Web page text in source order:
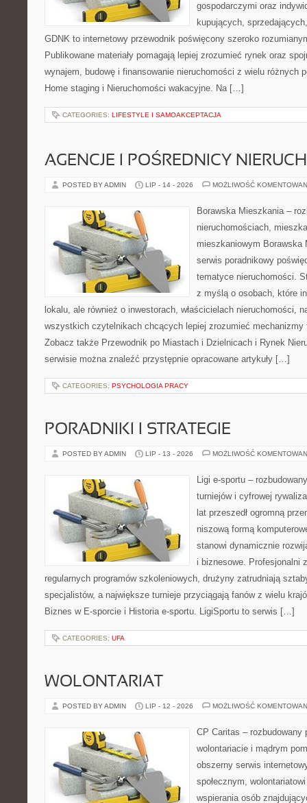
gospodarczymi oraz
kupujących,
GDNK to internetowy przewodnik poświęcony szeroko
Publikowane materiały pomagają lepiej zrozumieć rynek oraz
wynajem, budowę i finansowanie nieruchomości z wielu różnych
Home staging i Nieruchomości wakacyjne. Na […]
CATEGORIES: LIFESTYLE I SAMOAKCEPTACJA
AGENCJE I POŚREDNICY
POSTED BY ADMIN LIP - 14 - 2026 MOŻLIWOŚĆ
Borawska Mieszkania –
nieruchomościach,
mieszkaniowym Borawska
serwis poradnikowy
tematyce nieruchomości.
z myślą o osobach, które
lokalu, ale również o inwestorach, właścicielach nieruchomości,
wszystkich czytelnikach chcących lepiej zrozumieć mechanizmy
Zobacz także Przewodnik po Miastach i Dzielnicach i Rynek
serwisie można znaleźć przystępnie opracowane artykuły […]
CATEGORIES: PSYCHOLOGIA PRACY
PORADNIKI I STRATEGIE
POSTED BY ADMIN LIP - 13 - 2026 MOŻLIWOŚĆ
Ligi e-sportu –
turniejów i cyfrowej
lat przeszedł ogromną
niszową formą
stanowi dynamicznie
i biznesowe. Profesjonalni
regularnych programów szkoleniowych, drużyny zatrudniają
specjalistów, a największe turnieje przyciągają fanów z wielu
Biznes w E-sporcie i Historia e-sportu. LigiSportu to serwis […]
CATEGORIES: UFA
WOLONTARIAT
POSTED BY ADMIN LIP - 12 - 2026 MOŻLIWOŚĆ
CP Caritas – rozbudowany
wolontariacie i mądrym
obszerny serwis
społecznym,
wspierania osób